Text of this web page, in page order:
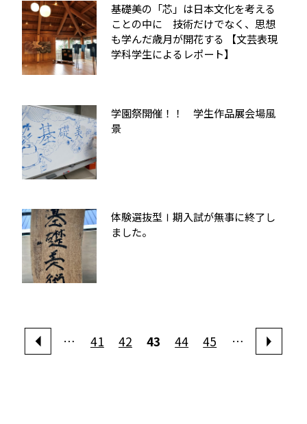
基礎美の「芯」は日本文化を考える
ことの中に 技術だけでなく、思想
も学んだ歳月が開花する 【文芸表現
学科学生によるレポート】
学園祭開催！！ 学生作品展会場風
景
体験選抜型Ⅰ期入試が無事に終了し
ました。
… 41 42 43 44 45 …